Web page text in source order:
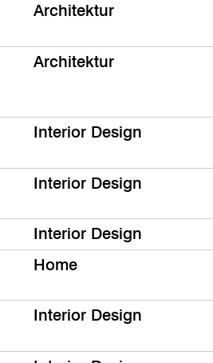
Architektur
Architektur
Interior Design
Interior Design
Interior Design
Home
Interior Design